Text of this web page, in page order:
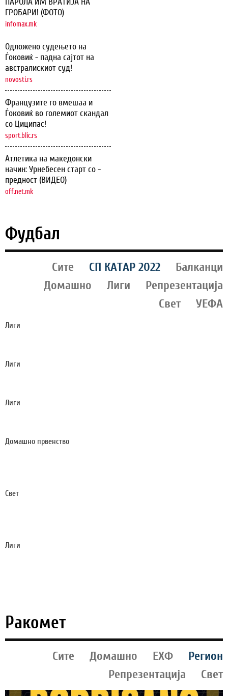
ГРОБАРИ! (ФОТО)
infomax.mk
Одложено судењето на
Ѓоковиќ - падна сајтот на
австралискиот суд!
novosti.rs
Французите го вмешаа и
Ѓоковиќ во големиот скандал
со Циципас!
sport.blic.rs
Атлетика на македонски
начин: Урнебесен старт со -
предност (ВИДЕО)
off.net.mk
Фудбал
Сите СП КАТАР 2022
Балканци
Домашно
Лиги
Репрезентација
Свет
УЕФА
Лиги
Лиги
Лиги
Домашно првенство
Свет
Лиги
Ракомет
Сите Домашно ЕХФ
Регион
Репрезентација
Свет